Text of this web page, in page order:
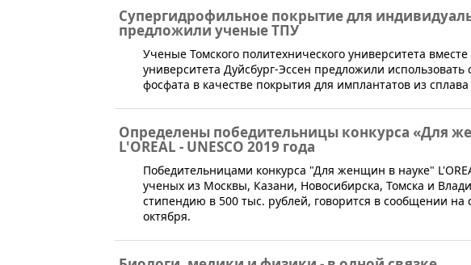
Супергидрофильное покрытие для
предложили ученые ТПУ
​Ученые Томского политехнического университета
университета Дуйсбург-Эссен предложили
фосфата в качестве покрытия для имплантатов из
Определены победительницы конкурса «Для
L'OREAL - UNESCO 2019 года
​Победительницами конкурса "Для женщин в науке"
ученых из Москвы, Казани, Новосибирска, Томска и
стипендию в 500 тыс. рублей, говорится в сообщении на
октября.